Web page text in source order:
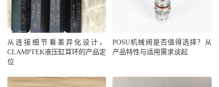
从连接细节看差异化设计，
CLAMPTEK液压缸耳环的产品定
位
POSU机械阀是否值得选择？从
产品特性与适用需求谈起